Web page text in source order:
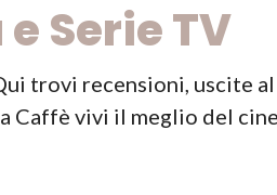
Serie TV
trovi recensioni, uscite
Caffè vivi il meglio del